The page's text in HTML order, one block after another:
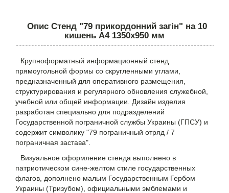
Опис Стенд "79 прикордонний загін" на 10
кишень А4 1350х950 мм
Крупноформатный информационный стенд
прямоугольной формы со скругленными углами,
предназначенный для оперативного размещения,
структурирования и регулярного обновления служебной,
учебной или общей информации. Дизайн изделия
разработан специально для подразделений
Государственной пограничной службы Украины (ГПСУ) и
содержит символику "79 пограничный отряд / 7
пограничная застава".
Визуальное оформление стенда выполнено в
патриотическом сине-желтом стиле государственных
флагов, дополнено малым Государственным Гербом
Украины (Тризубом), официальными эмблемами и